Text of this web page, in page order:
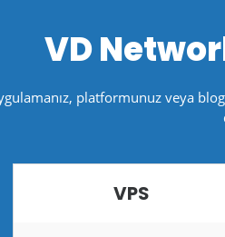
VD
platformunuz veya
VPS